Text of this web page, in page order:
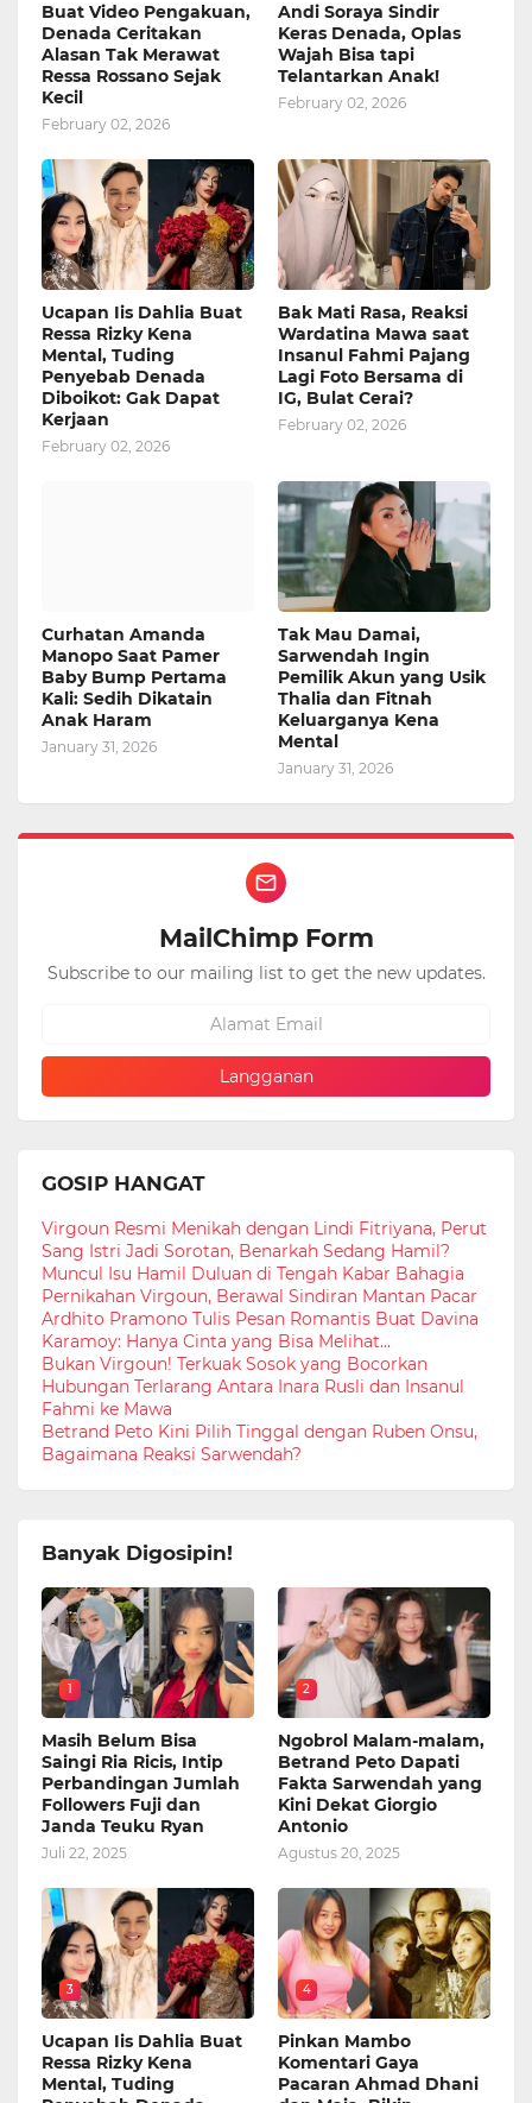
Buat Video Pengakuan,
Denada Ceritakan
Alasan Tak Merawat
Ressa Rossano Sejak
Kecil
February 02, 2026
Andi Soraya Sindir
Keras Denada, Oplas
Wajah Bisa tapi
Telantarkan Anak!
February 02, 2026
Ucapan Iis Dahlia Buat
Ressa Rizky Kena
Mental, Tuding
Penyebab Denada
Diboikot: Gak Dapat
Kerjaan
February 02, 2026
Bak Mati Rasa, Reaksi
Wardatina Mawa saat
Insanul Fahmi Pajang
Lagi Foto Bersama di
IG, Bulat Cerai?
February 02, 2026
Curhatan Amanda
Manopo Saat Pamer
Baby Bump Pertama
Kali: Sedih Dikatain
Anak Haram
January 31, 2026
Tak Mau Damai,
Sarwendah Ingin
Pemilik Akun yang Usik
Thalia dan Fitnah
Keluarganya Kena
Mental
January 31, 2026
MailChimp Form
Subscribe to our mailing list to get the new updates.
GOSIP HANGAT
Virgoun Resmi Menikah dengan Lindi Fitriyana, Perut
Sang Istri Jadi Sorotan, Benarkah Sedang Hamil?
Muncul Isu Hamil Duluan di Tengah Kabar Bahagia
Pernikahan Virgoun, Berawal Sindiran Mantan Pacar
Ardhito Pramono Tulis Pesan Romantis Buat Davina
Karamoy: Hanya Cinta yang Bisa Melihat...
Bukan Virgoun! Terkuak Sosok yang Bocorkan
Hubungan Terlarang Antara Inara Rusli dan Insanul
Fahmi ke Mawa
Betrand Peto Kini Pilih Tinggal dengan Ruben Onsu,
Bagaimana Reaksi Sarwendah?
Banyak Digosipin!
1
Masih Belum Bisa
Saingi Ria Ricis, Intip
Perbandingan Jumlah
Followers Fuji dan
Janda Teuku Ryan
Juli 22, 2025
2
Ngobrol Malam-malam,
Betrand Peto Dapati
Fakta Sarwendah yang
Kini Dekat Giorgio
Antonio
Agustus 20, 2025
3
Ucapan Iis Dahlia Buat
Ressa Rizky Kena
Mental, Tuding
4
Pinkan Mambo
Komentari Gaya
Pacaran Ahmad Dhani